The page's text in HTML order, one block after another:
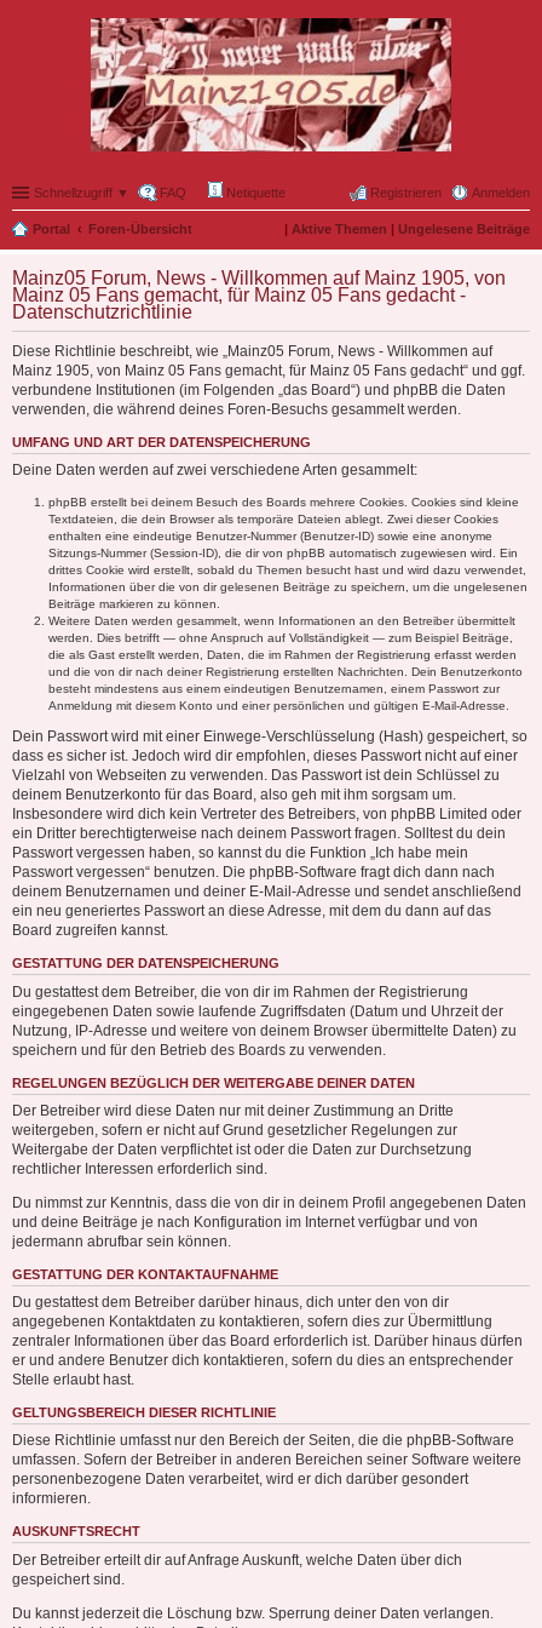
Schnellzugriff ▼ FAQ Netiquette Anmelden
Registrieren
Portal Foren-Übersicht | Aktive Themen | Ungelesene Beiträge
Mainz05 Forum, News - Willkommen auf Mainz 1905, von
Mainz 05 Fans gemacht, für Mainz 05 Fans gedacht -
Datenschutzrichtlinie
Diese Richtlinie beschreibt, wie „Mainz05 Forum, News - Willkommen auf
Mainz 1905, von Mainz 05 Fans gemacht, für Mainz 05 Fans gedacht“ und ggf.
verbundene Institutionen (im Folgenden „das Board“) und phpBB die Daten
verwenden, die während deines Foren-Besuchs gesammelt werden.
UMFANG UND ART DER DATENSPEICHERUNG
Deine Daten werden auf zwei verschiedene Arten gesammelt:
phpBB erstellt bei deinem Besuch des Boards mehrere Cookies. Cookies sind kleine
Textdateien, die dein Browser als temporäre Dateien ablegt. Zwei dieser Cookies
enthalten eine eindeutige Benutzer-Nummer (Benutzer-ID) sowie eine anonyme
Sitzungs-Nummer (Session-ID), die dir von phpBB automatisch zugewiesen wird. Ein
drittes Cookie wird erstellt, sobald du Themen besucht hast und wird dazu verwendet,
Informationen über die von dir gelesenen Beiträge zu speichern, um die ungelesenen
Beiträge markieren zu können.
Weitere Daten werden gesammelt, wenn Informationen an den Betreiber übermittelt
werden. Dies betrifft — ohne Anspruch auf Vollständigkeit — zum Beispiel Beiträge,
die als Gast erstellt werden, Daten, die im Rahmen der Registrierung erfasst werden
und die von dir nach deiner Registrierung erstellten Nachrichten. Dein Benutzerkonto
besteht mindestens aus einem eindeutigen Benutzernamen, einem Passwort zur
Anmeldung mit diesem Konto und einer persönlichen und gültigen E-Mail-Adresse.
Dein Passwort wird mit einer Einwege-Verschlüsselung (Hash) gespeichert, so
dass es sicher ist. Jedoch wird dir empfohlen, dieses Passwort nicht auf einer
Vielzahl von Webseiten zu verwenden. Das Passwort ist dein Schlüssel zu
deinem Benutzerkonto für das Board, also geh mit ihm sorgsam um.
Insbesondere wird dich kein Vertreter des Betreibers, von phpBB Limited oder
ein Dritter berechtigterweise nach deinem Passwort fragen. Solltest du dein
Passwort vergessen haben, so kannst du die Funktion „Ich habe mein
Passwort vergessen“ benutzen. Die phpBB-Software fragt dich dann nach
deinem Benutzernamen und deiner E-Mail-Adresse und sendet anschließend
ein neu generiertes Passwort an diese Adresse, mit dem du dann auf das
Board zugreifen kannst.
GESTATTUNG DER DATENSPEICHERUNG
Du gestattest dem Betreiber, die von dir im Rahmen der Registrierung
eingegebenen Daten sowie laufende Zugriffsdaten (Datum und Uhrzeit der
Nutzung, IP-Adresse und weitere von deinem Browser übermittelte Daten) zu
speichern und für den Betrieb des Boards zu verwenden.
REGELUNGEN BEZÜGLICH DER WEITERGABE DEINER DATEN
Der Betreiber wird diese Daten nur mit deiner Zustimmung an Dritte
weitergeben, sofern er nicht auf Grund gesetzlicher Regelungen zur
Weitergabe der Daten verpflichtet ist oder die Daten zur Durchsetzung
rechtlicher Interessen erforderlich sind.
Du nimmst zur Kenntnis, dass die von dir in deinem Profil angegebenen Daten
und deine Beiträge je nach Konfiguration im Internet verfügbar und von
jedermann abrufbar sein können.
GESTATTUNG DER KONTAKTAUFNAHME
Du gestattest dem Betreiber darüber hinaus, dich unter den von dir
angegebenen Kontaktdaten zu kontaktieren, sofern dies zur Übermittlung
zentraler Informationen über das Board erforderlich ist. Darüber hinaus dürfen
er und andere Benutzer dich kontaktieren, sofern du dies an entsprechender
Stelle erlaubt hast.
GELTUNGSBEREICH DIESER RICHTLINIE
Diese Richtlinie umfasst nur den Bereich der Seiten, die die phpBB-Software
umfassen. Sofern der Betreiber in anderen Bereichen seiner Software weitere
personenbezogene Daten verarbeitet, wird er dich darüber gesondert
informieren.
AUSKUNFTSRECHT
Der Betreiber erteilt dir auf Anfrage Auskunft, welche Daten über dich
gespeichert sind.
Du kannst jederzeit die Löschung bzw. Sperrung deiner Daten verlangen.